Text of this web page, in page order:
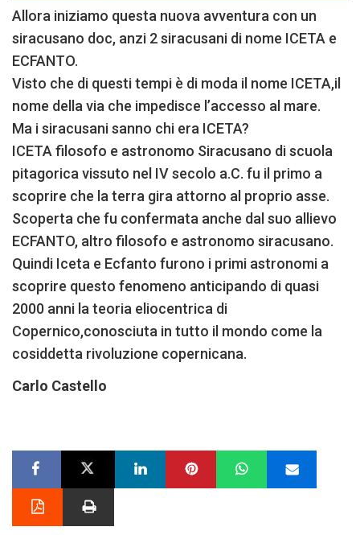
Allora iniziamo questa nuova avventura con un
siracusano doc, anzi 2 siracusani di nome ICETA e
ECFANTO.
Visto che di questi tempi è di moda il nome ICETA,il
nome della via che impedisce l’accesso al mare.
Ma i siracusani sanno chi era ICETA?
ICETA filosofo e astronomo Siracusano di scuola
pitagorica vissuto nel IV secolo a.C. fu il primo a
scoprire che la terra gira attorno al proprio asse.
Scoperta che fu confermata anche dal suo allievo
ECFANTO, altro filosofo e astronomo siracusano.
Quindi Iceta e Ecfanto furono i primi astronomi a
scoprire questo fenomeno anticipando di quasi
2000 anni la teoria eliocentrica di
Copernico,conosciuta in tutto il mondo come la
cosiddetta rivoluzione copernicana.
Carlo Castello